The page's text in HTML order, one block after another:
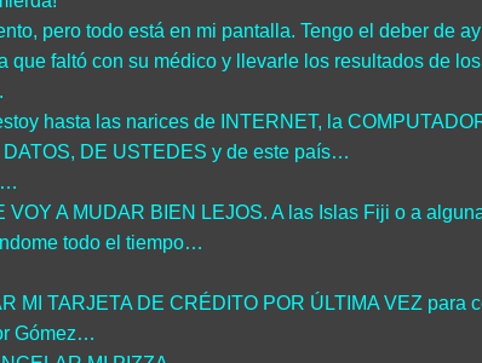
pero todo está en mi pantalla. Tengo el deber de
que faltó con su médico y llevarle los resultados de
hasta las narices de INTERNET, la
DATOS, DE USTEDES y de este país…
VOY A MUDAR BIEN LEJOS. A las Islas Fiji o a
todo el tiempo…
MI TARJETA DE CRÉDITO POR ÚLTIMA VEZ para
Gómez…